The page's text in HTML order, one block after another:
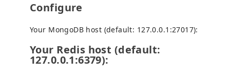
Configure
Your MongoDB host (default: 127.0.0.1:27017):
Your Redis host (default:
127.0.0.1:6379):